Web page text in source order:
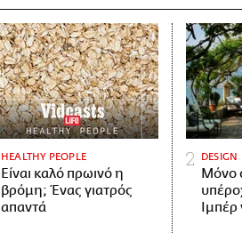
HEALTHY PEOPLE
Είναι καλό πρωινό η
βρόμη; Ένας γιατρός
απαντά
DESIGN
Μόνο
Ιμπέρ